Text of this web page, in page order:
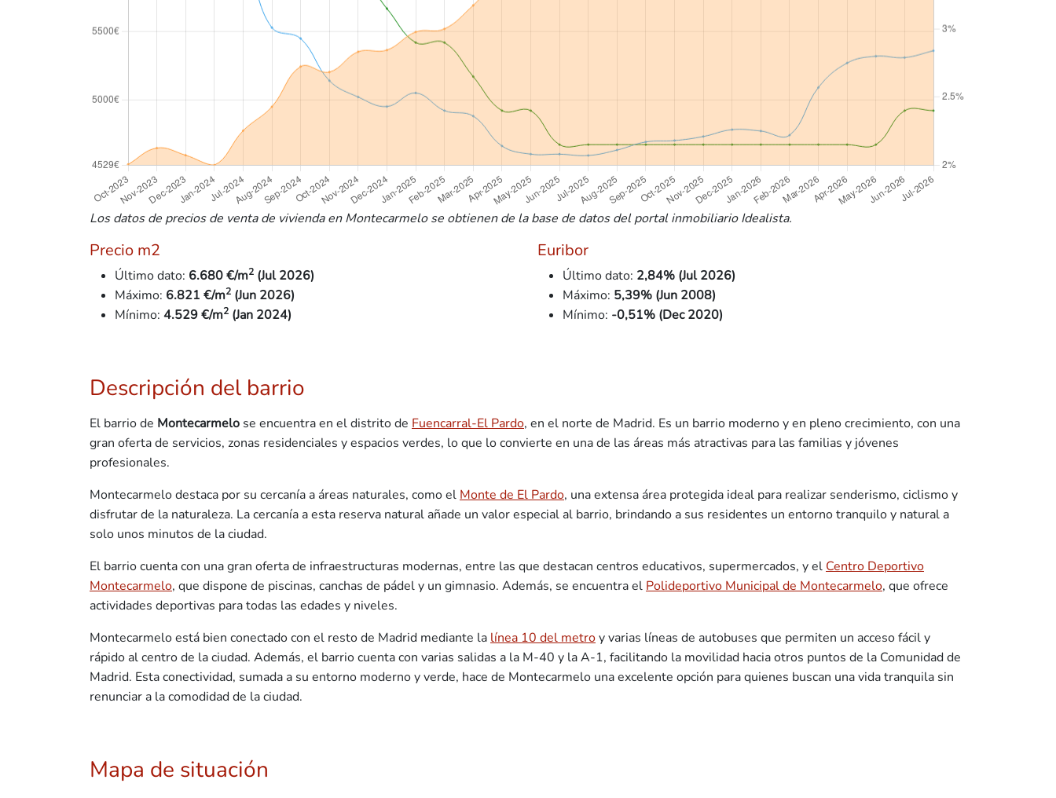
Los datos de precios de venta de vivienda en Montecarmelo se obtienen de la base de datos del portal inmobiliario Idealista.
Precio m2
Último dato: 6.680 €/m2 (Jul 2026)
Máximo: 6.821 €/m2 (Jun 2026)
Mínimo: 4.529€/m2 (Jan 2024)
Euribor
Último dato: 2,84% (Jul 2026)
Máximo: 5,39% (Jun 2008)
Mínimo: -0,51% (Dec 2020)
Descripción del barrio
El barrio de Montecarmelo se encuentra en el distrito de Fuencarral-El Pardo, en el norte de Madrid. Es un barrio moderno y en pleno crecimiento, con una
gran oferta de servicios, zonas residenciales y espacios verdes, lo que lo convierte en una de las áreas más atractivas para las familias y jóvenes
profesionales.
Montecarmelo destaca por su cercanía a áreas naturales, como el Monte de El Pardo, una extensa área protegida ideal para realizar senderismo, ciclismo y
disfrutar de la naturaleza. La cercanía a esta reserva natural añade un valor especial al barrio, brindando a sus residentes un entorno tranquilo y natural a
solo unos minutos de la ciudad.
El barrio cuenta con una gran oferta de infraestructuras modernas, entre las que destacan centros educativos, supermercados, y el Centro Deportivo
Montecarmelo, que dispone de piscinas, canchas de pádel y un gimnasio. Además, se encuentra el Polideportivo Municipal de Montecarmelo, que ofrece
actividades deportivas para todas las edades y niveles.
Montecarmelo está bien conectado con el resto de Madrid mediante la línea 10 del metroy varias líneas de autobuses que permiten un acceso fácil y
rápido al centro de la ciudad. Además, el barrio cuenta con varias salidas a la M-40 y la A-1, facilitando la movilidad hacia otros puntos de la Comunidad de
Madrid. Esta conectividad, sumada a su entorno moderno y verde, hace de Montecarmelo una excelente opción para quienes buscan una vida tranquila sin
renunciar a la comodidad de la ciudad.
Mapa de situación